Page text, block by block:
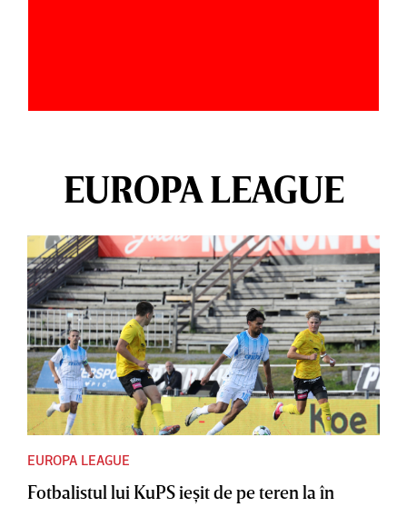
EUROPA LEAGUE
EUROPA LEAGUE
Fotbalistul lui KuPS ieşit de pe teren la în